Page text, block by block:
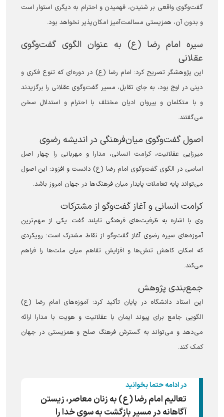
گفت‌وگوی واقعی بر شنیدن، فهمیدن و احترام به دیگری استوار است
و بدون آن، همزیستی مسالمت‌آمیز امکان‌پذیر نخواهد بود.
سیره امام رضا (ع) به عنوان الگوی گفت‌وگوی
عقلانی
این پژوهشگر تصریح کرد: امام رضا (ع) در دوره‌ای که تنوع فکری و
دینی در اوج بود، به جای تقابل، مسیر گفت‌وگوی عقلانی را برگزیدند
و با متکلمان و پیروان ادیان مختلف با احترام و استدلال سخن
می‌گفتند.
اصول گفت‌وگوی میان‌فرهنگی در اندیشه رضوی
میرزایی عقلانیت، کرامت انسانی، مدارا و مهربانی را چهار اصل
اساسی در الگوی گفت‌وگوی امام رضا (ع) دانست و افزود: این اصول
می‌تواند پایه تعاملات پایدار میان فرهنگ‌ها در جهان امروز باشد.
کرامت انسانی و آغاز گفت‌و‌گو از مشترکات
وی با اشاره به ظرفیت‌های فرهنگی تایلند گفت: یکی از مهم‌ترین
آموزه‌های سیره رضوی آغاز گفت‌و‌گو از نقاط مشترک است؛ رویکردی
که امکان کاهش تنش‌ها و افزایش تفاهم میان ملت‌ها را فراهم
می‌کند.
جمع‌بندی پژوهش
این استاد دانشگاه در پایان تأکید کرد: آموزه‌های امام رضا (ع)
الگویی جامع برای پیوند ایمان با عقلانیت و هویت با مدارا ارائه
می‌دهد و می‌تواند به گسترش فرهنگ صلح و همزیستی در جهان
کمک کند.
در ادامه حتما بخوانید
تعالیم امام رضا (ع) به زنان معاصر، زیستن
آگاهانه در مسیر بازگشت به سوی خدا را